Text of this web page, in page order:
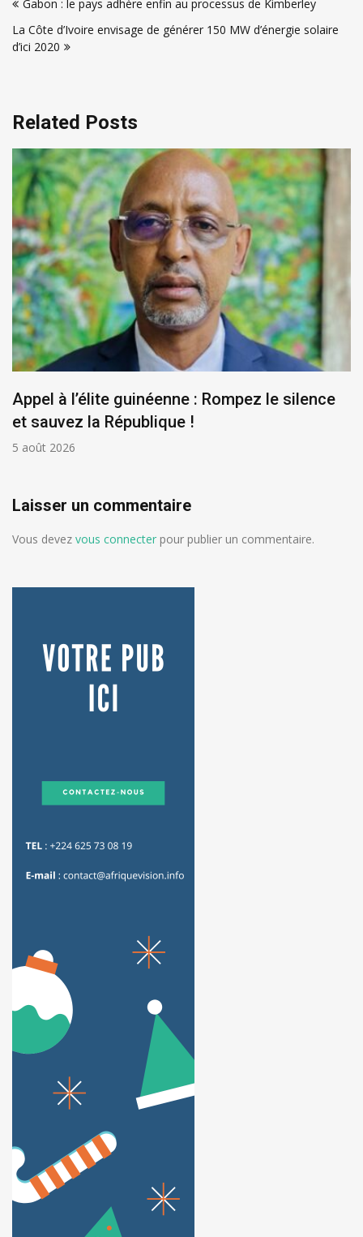
de
l’article
Gabon : le pays adhère enfin au processus de Kimberley
La Côte d’Ivoire envisage de générer 150 MW d’énergie solaire
d’ici 2020
Related Posts
Appel à l’élite guinéenne : Rompez le silence
et sauvez la République !
5 août 2026
Laisser un commentaire
Vous devez vous connecter pour publier un commentaire.